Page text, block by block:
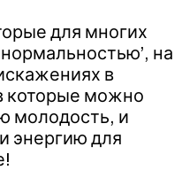
для многих
нормальностью’, на
в
которые можно
молодость, и
энергию для